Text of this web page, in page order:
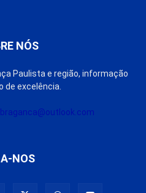
NÓS
Paulista e região, informação
de excelência.
NOS